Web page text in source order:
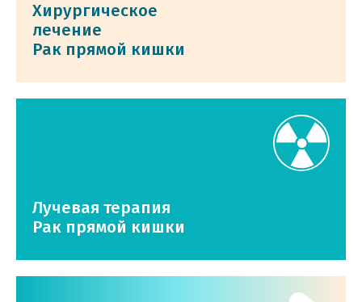
Хирургическое
лечение
Рак прямой кишки
Лучевая терапия
Рак прямой кишки